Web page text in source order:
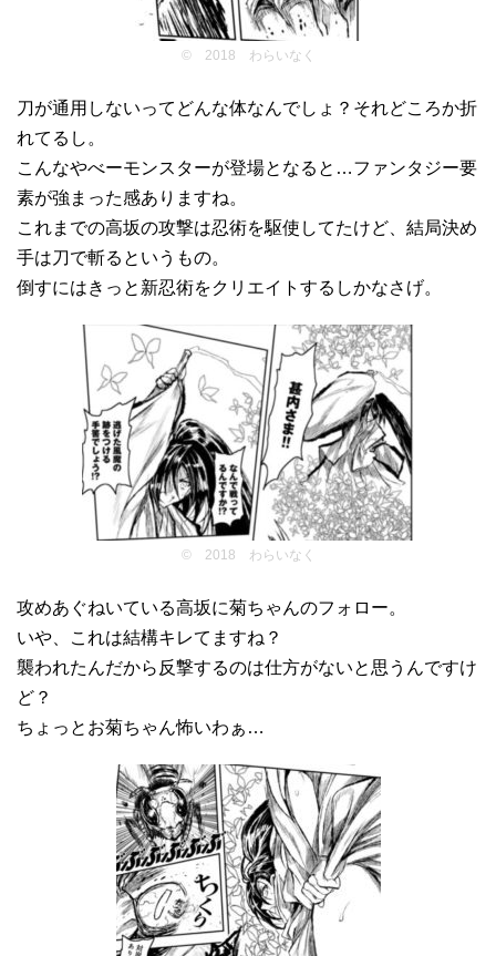
© 2018 わらいなく
刀が通用しないってどんな体なんでしょ？それどころか折
れてるし。
こんなやべーモンスターが登場となると…ファンタジー要
素が強まった感ありますね。
これまでの高坂の攻撃は忍術を駆使してたけど、結局決め
手は刀で斬るというもの。
倒すにはきっと新忍術をクリエイトするしかなさげ。
© 2018 わらいなく
攻めあぐねいている高坂に菊ちゃんのフォロー。
いや、これは結構キレてますね？
襲われたんだから反撃するのは仕方がないと思うんですけ
ど？
ちょっとお菊ちゃん怖いわぁ…